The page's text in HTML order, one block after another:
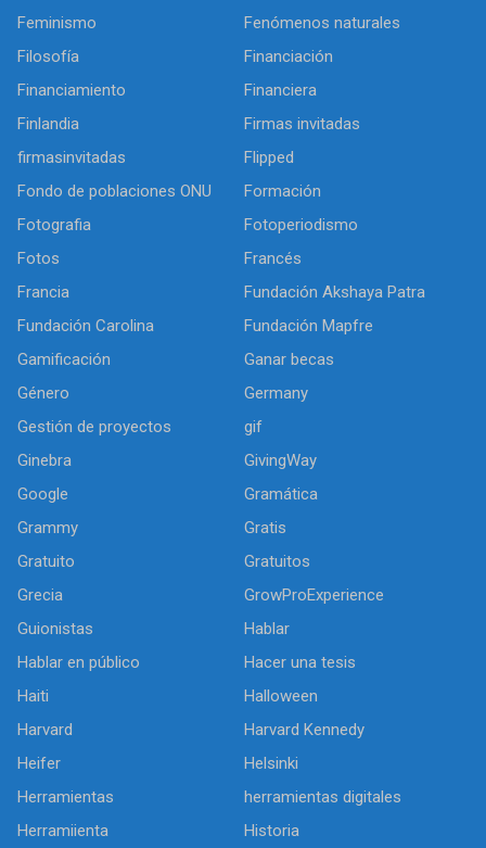
Feminismo
Fenómenos naturales
Filosofía
Financiación
Financiamiento
Financiera
Finlandia
Firmas invitadas
firmasinvitadas
Flipped
Fondo de poblaciones ONU
Formación
Fotografia
Fotoperiodismo
Fotos
Francés
Francia
Fundación Akshaya Patra
Fundación Carolina
Fundación Mapfre
Gamificación
Ganar becas
Género
Germany
Gestión de proyectos
gif
Ginebra
GivingWay
Google
Gramática
Grammy
Gratis
Gratuito
Gratuitos
Grecia
GrowProExperience
Guionistas
Hablar
Hablar en público
Hacer una tesis
Haiti
Halloween
Harvard
Harvard Kennedy
Heifer
Helsinki
Herramientas
herramientas digitales
Herramiienta
Historia